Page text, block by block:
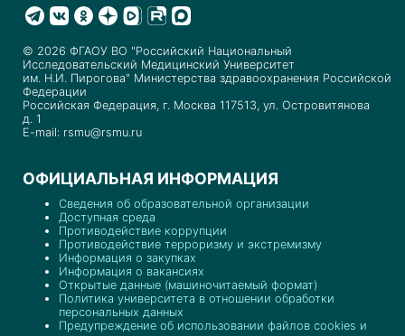
© 2026 ФГАОУ ВО "Российский Национальный
Исследовательский Медицинский Университет
им. Н.И. Пирогова" Министерства здравоохранения Российской
Федерации
Российская Федерация, г. Москва 117513, ул. Островитянова
д. 1
E-mail: rsmu@rsmu.ru
ОФИЦИАЛЬНАЯ ИНФОРМАЦИЯ
Сведения об образовательной организации
Доступная среда
Противодействие коррупции
Противодействие терроризму и экстремизму
Информация о закупках
Информация о вакансиях
Открытые данные (машиночитаемый формат)
Политика университета в отношении обработки
персональных данных
Предупреждение об использовании файлов cookies и